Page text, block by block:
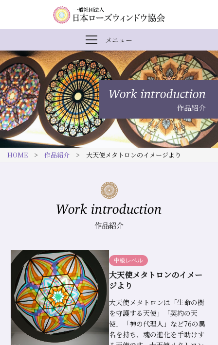
一
社
団
法
人
日
本
ロ
ウ
ド
ウ
協
会
内
ま
で
ス
キ
ッ
プ
す
メ
ン
ナ
ビ
ゲ
ー
シ
ョ
メニュー
メ
ニ
ュ
ー
開
Work introduction
作品紹介
HOME > 作品紹介 > 大天使メタトロンのイメージより
Work introduction
作品紹介
中級レベル
大天使メタトロンのイメー
ジより
大天使メタトロンは「生命の樹
を守護する天使」「契約の天
使」「神の代理人」など76の異
名を持ち、魂の進化を手助けす